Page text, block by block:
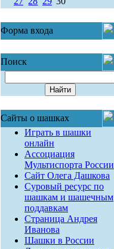
Форма входа
Поиск
Сайты о шашках
Играть в шашки
онлайн
Ассоциация
Мультиспорта России
Сайт Олега Дашкова
Суровый ресурс по
шашкам и шашечным
поддавкам
Страница Андрея
Иванова
Шашки в России